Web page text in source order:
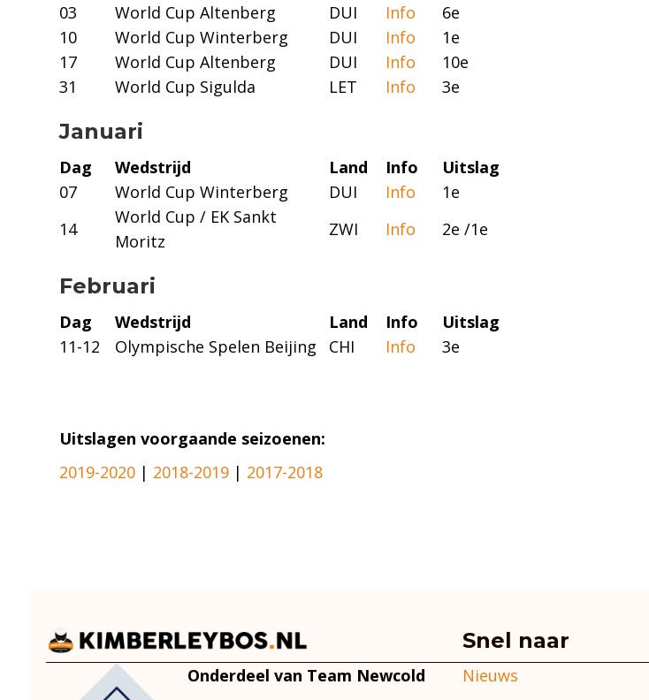
03
World Cup Altenberg DUI Info
6e
10
World Cup Winterberg DUI Info
1e
17
World Cup Altenberg DUI Info
10e
31
World Cup Sigulda LET Info 3e
Januari
Dag Wedstrijd Land Info
Uitslag
07
World Cup Winterberg DUI Info
1e
14
World Cup / EK Sankt
Moritz
ZWI Info 2e /1e
Februari
Dag Wedstrijd Land Info
Uitslag
11-12
Olympische Spelen Beijing CHI Info 3e
Uitslagen voorgaande seizoenen:
2019-2020 | 2018-2019 | 2017-2018
Onderdeel van Team Newcold
Snel naar
Nieuws